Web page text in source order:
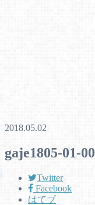
2018.05.02
gaje1805-01-00
Twitter
Facebook
はてブ